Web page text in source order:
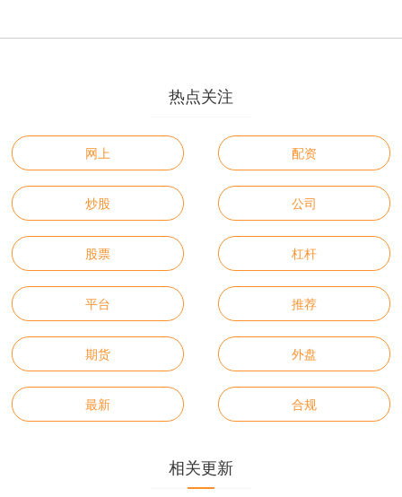
热点关注
网上 配资
炒股 公司
股票 杠杆
平台 推荐
期货 外盘
最新 合规
相关更新